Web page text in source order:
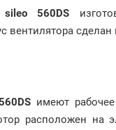
sileo 560DS
вентилятора
имеют рабочее
расположен на